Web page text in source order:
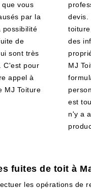
vous
par la
possibilité
de
sont très
C'est pour
appel à
MJ Toiture
devis.
des
MJ
est
n'y a
fuites de toit à
les opérations de